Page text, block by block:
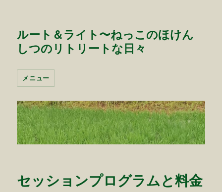
ルート＆ライト〜ねっこのほけん
しつのリトリートな日々
メニュー
セッションプログラムと料金